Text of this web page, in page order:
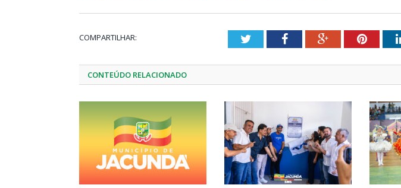
COMPARTILHAR: TwitterFacebookGoogle+
CONTEÚDO RELACIONADO